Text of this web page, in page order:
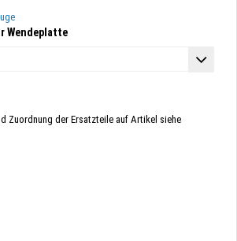
Wendeplatte
Zuordnung der Ersatzteile auf Artikel siehe